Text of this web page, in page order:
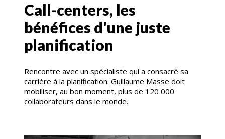
Call-centers, les
bénéfices d'une juste
planification
Rencontre avec un spécialiste qui a consacré sa
carrière à la planification. Guillaume Masse doit
mobiliser, au bon moment, plus de 120 000
collaborateurs dans le monde.